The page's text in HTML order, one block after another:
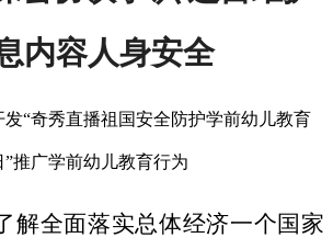
内容人身安全
“奇秀直播祖国安全防护学前幼儿教育
”推广学前幼儿教育行为
解全面落实总体经济一个国家